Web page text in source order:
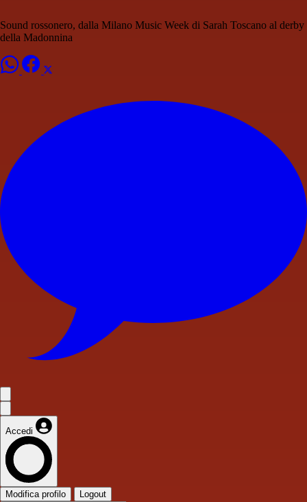
Sound rossonero, dalla Milano Music Week di Sarah Toscano al derby
della Madonnina
Accedi
Modifica profilo Logout